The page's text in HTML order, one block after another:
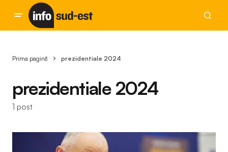
Prima pagină prezidentiale 2024
prezidentiale 2024
1 post